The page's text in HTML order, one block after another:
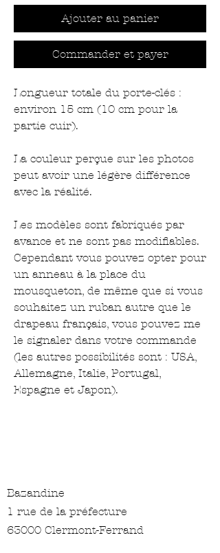
Ajouter au panier
Commander et payer
Longueur totale du porte-clés :
environ 15 cm (10 cm pour la
partie cuir).
La couleur perçue sur les photos
peut avoir une légère différence
avec la réalité.
Les modèles sont fabriqués par
avance et ne sont pas modifiables.
Cependant vous pouvez opter pour
un anneau à la place du
mousqueton, de même que si vous
souhaitez un ruban autre que le
drapeau français, vous pouvez me
le signaler dans votre commande
(les autres possibilités sont : USA,
Allemagne, Italie, Portugal,
Espagne et Japon).
Bazandine
1 rue de la préfecture
63000 Clermont-Ferrand